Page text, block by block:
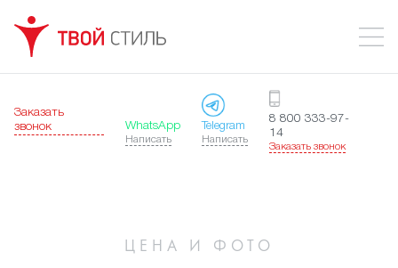
Заказать
звонок
WhatsApp
Написать
Telegram
Написать
8 800 333-97-
14
Заказать звонок
ЦЕНА И ФОТО